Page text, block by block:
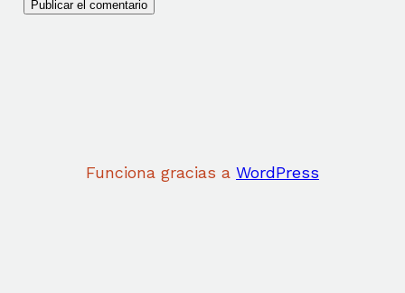
Funciona gracias a WordPress